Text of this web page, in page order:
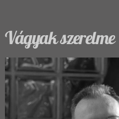
Vágyak szerelme